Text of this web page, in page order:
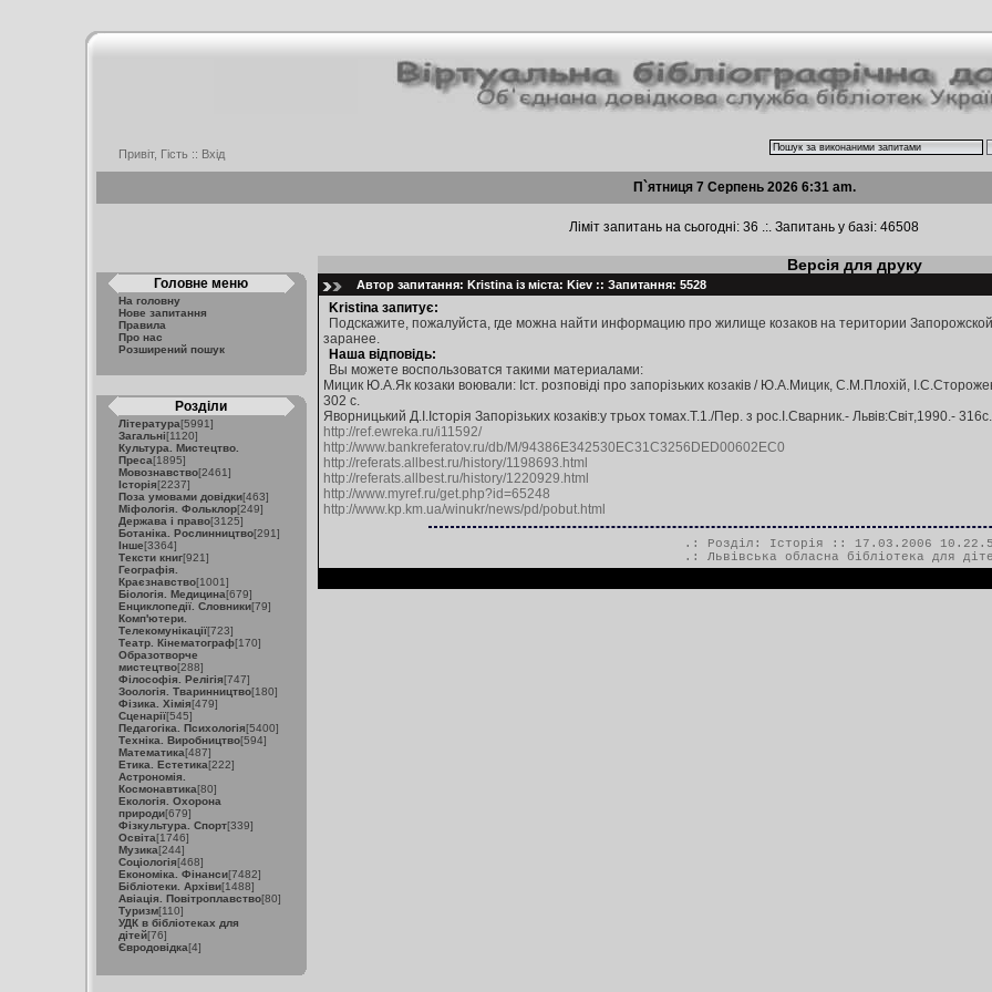
Привіт, Гість :: Вхід
П`ятниця 7 Серпень 2026 6:31 am.
Ліміт запитань на сьогодні: 36 .:. Запитань у базі: 46508
Головне меню
На головну
Нове запитання
Правила
Про нас
Розширений пошук
Розділи
Література[5991]
Загальні[1120]
Культура. Мистецтво.
Преса[1895]
Мовознавство[2461]
Історія[2237]
Поза умовами довідки[463]
Міфологія. Фольклор[249]
Держава і право[3125]
Ботаніка. Рослинництво[291]
Інше[3364]
Тексти книг[921]
Географія.
Краєзнавство[1001]
Біологія. Медицина[679]
Енциклопедії. Словники[79]
Комп'ютери.
Телекомунікації[723]
Театр. Кінематограф[170]
Образотворче
мистецтво[288]
Філософія. Релігія[747]
Зоологія. Тваринництво[180]
Фізика. Хімія[479]
Сценарії[545]
Педагогіка. Психологія[5400]
Техніка. Виробництво[594]
Математика[487]
Етика. Естетика[222]
Астрономія.
Космонавтика[80]
Екологія. Охорона
природи[679]
Фізкультура. Спорт[339]
Освіта[1746]
Музика[244]
Соціологія[468]
Економіка. Фінанси[7482]
Бібліотеки. Архіви[1488]
Авіація. Повітроплавство[80]
Туризм[110]
УДК в бібліотеках для
дітей[76]
Євродовідка[4]
Версія для друку
Автор запитання: Kristina із міста: Kiev :: Запитання: 5528
Kristina запитує:
Подскажите, пожалуйста, где можна найти информацию про жилище козаков на територии
заранее.
Наша відповідь:
Вы можете воспользоватся такими материалами:
Мицик Ю.А.Як козаки воювали: Іст. розповіді про запорізьких козаків / Ю.А.Мицик, С.М.Плохій,
302 с.
Яворницький Д.І.Історія Запорізьких козаків:у трьох томах.Т.1./Пер. з рос.І.Сварник.- Львів:Світ,1990.- 316с.
http://ref.ewreka.ru/i11592/
http://www.bankreferatov.ru/db/M/94386E342530EC31C3256DED00602EC0
http://referats.allbest.ru/history/1198693.html
http://referats.allbest.ru/history/1220929.html
http://www.myref.ru/get.php?id=65248
http://www.kp.km.ua/winukr/news/pd/pobut.html
.: Розділ: Історія :: 17.03.2006
.: Львівська обласна бібліотека для